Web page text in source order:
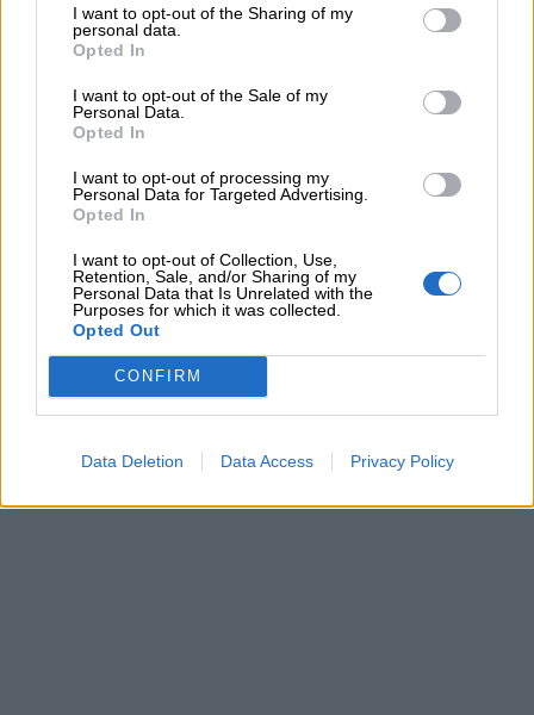
I want to opt-out of the Sharing of my
personal data.
Opted In
I want to opt-out of the Sale of my
Personal Data.
Opted In
I want to opt-out of processing my
Personal Data for Targeted Advertising.
Opted In
I want to opt-out of Collection, Use,
Retention, Sale, and/or Sharing of my
Personal Data that Is Unrelated with the
Purposes for which it was collected.
Opted Out
CONFIRM
Data Deletion Data Access Privacy Policy
🟠Marino (3 settembre)
🟡Rosalia (4 settembre)
🟢 Maria (12 settembre)
🔵Roberta (17 settembre)
🔴Gennaro (19 settembre)
Matteo (21 settembre)
🟡 Gabriele (29 settembre)
🟢Michele (29 settembre)
🔵Raffaele (29 settembre)
🟣Sofia (30 settembre)